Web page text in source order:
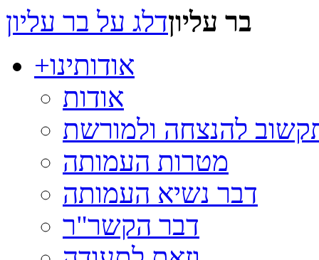
בר עליוןדלג על בר עליון
+אודותינו
אודות
להנצחה ולמורשת
מטרות העמותה
דבר נשיא העמותה
דבר הקשר"ר